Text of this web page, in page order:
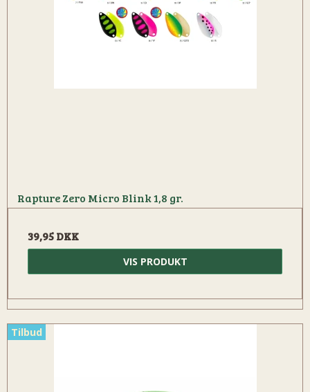
Rapture Zero Micro Blink 1,8 gr.
39,95 DKK
VIS PRODUKT
Tilbud